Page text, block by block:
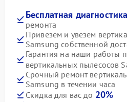
Бесплатная диагностика
ремонта
Привезем и увезем
Samsung собственной
Гарантия на наши работы
вертикальных пылесосов
Срочный ремонт
Samsung в течении часа
Скидка для вас до 20%